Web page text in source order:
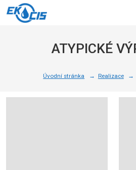
ATYPICKÉ
Úvodní stránka Realizace